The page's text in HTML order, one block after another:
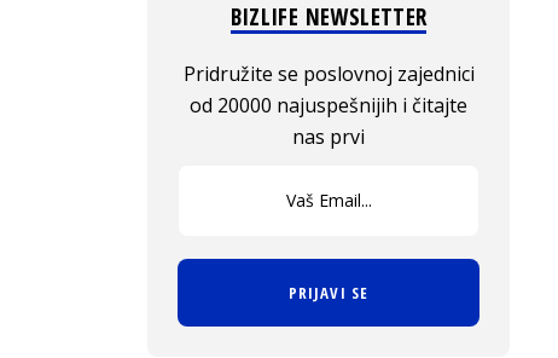
BIZLIFE NEWSLETTER
Pridružite se poslovnoj zajednici
od 20000 najuspešnijih i čitajte
nas prvi
PRIJAVI SE